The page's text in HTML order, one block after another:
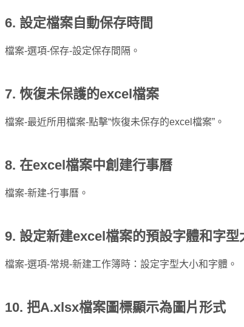
6. 設定檔案自動保存時間
檔案-選項-保存-設定保存間隔。
7. 恢復未保護的excel檔案
檔案-最近所用檔案-點擊“恢復未保存的excel檔案”。
8. 在excel檔案中創建行事曆
檔案-新建-行事曆。
9. 設定新建excel檔案的預設字體和字型
檔案-選項-常規-新建工作簿時：設定字型大小和字體。
10. 把A.xlsx檔案圖標顯示為圖片形式